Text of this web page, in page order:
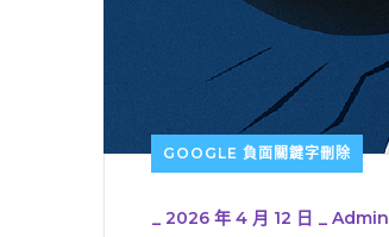
GOOGLE 負面關鍵字刪除
_ 2026 年 4 月 12 日 _ Admin